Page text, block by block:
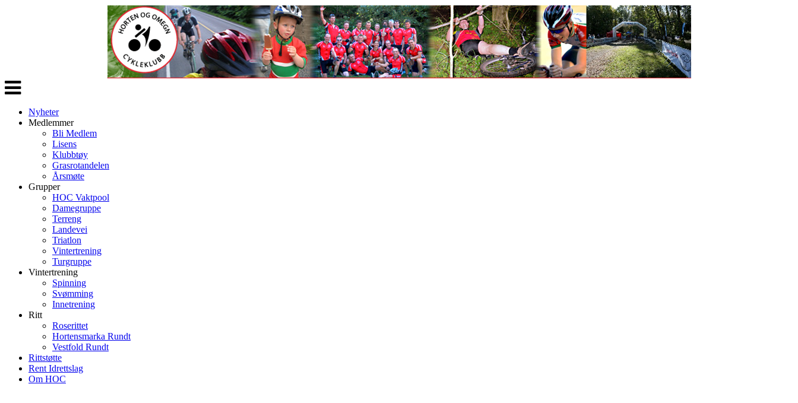
Veksle
navigasjon
Nyheter
Medlemmer
Bli Medlem
Lisens
Klubbtøy
Grasrotandelen
Årsmøte
Grupper
HOC Vaktpool
Damegruppe
Terreng
Landevei
Triatlon
Vintertrening
Turgruppe
Vintertrening
Spinning
Svømming
Innetrening
Ritt
Roserittet
Hortensmarka Rundt
Vestfold Rundt
Rittstøtte
Rent Idrettslag
Om HOC